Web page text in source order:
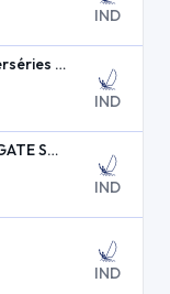
IND
Régate Départementale interséries dériveur
IND
Régate Départementale REGATE SOUP DAY
IND
IND